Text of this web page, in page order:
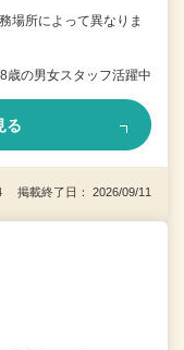
場所によって異なりま
歳の男女スタッフ活躍中
る
掲載終了日： 2026/09/11